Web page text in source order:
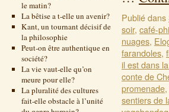
le matin?
La bêtise a t-elle un avenir?
Kant, un tournant décisif de
la philosophie
Peut-on être authentique en
société?
La vie vaut-elle qu’on
meure pour elle?
La pluralité des cultures
fait-elle obstacle à l’unité
Publié dans
soir, café-
nuages,
farandoles,
il est dans
conte de
promenade,
sentiers de